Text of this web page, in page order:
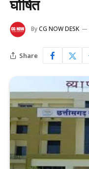
घोषित
ByCG NOW DESK
Share